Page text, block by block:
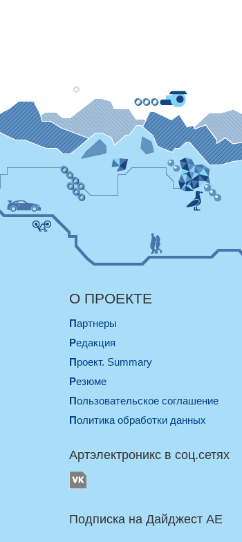
О ПРОЕКТЕ
Партнеры
Редакция
Проект. Summary
Резюме
Пользовательское соглашение
Политика обработки данных
Артэлектроникс в соц.сетях
Подписка на Дайджест AE